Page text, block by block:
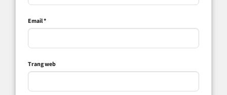
Email*
Trang web